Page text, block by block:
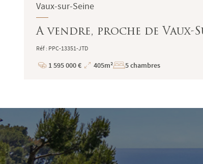
Vaux-sur-Seine
A vendre, proche de Vaux-
Réf : PPC-13351-JTD
Prix
1 595 000 €
Superficie
405m² 5 chambres